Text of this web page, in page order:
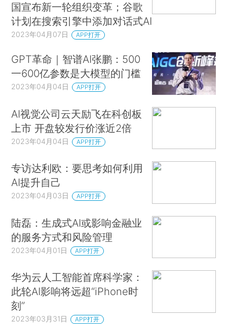
国宣布新一轮组织变革；谷歌
计划在搜索引擎中添加对话式AI
2023年04月07日 APP打开
GPT革命｜智谱AI张鹏：500
一600亿参数是大模型的门槛
2023年04月04日 APP打开
AI视觉公司云天励飞在科创板
上市 开盘较发行价涨近2倍
2023年04月04日 APP打开
专访达利欧：要思考如何利用
AI提升自己
2023年04月03日 APP打开
陆磊：生成式AI或影响金融业
的服务方式和风险管理
2023年04月01日 APP打开
华为云人工智能首席科学家：
此轮AI影响将远超“iPhone时
刻”
2023年03月31日 APP打开